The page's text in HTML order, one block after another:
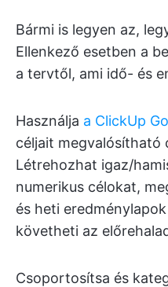
Bármi is legyen az,
Ellenkező esetben a
a tervtől, ami idő- és
Használja a ClickUp
céljait megvalósítható
Létrehozhat igaz/
numerikus célokat,
és heti
követheti az
Csoportosítsa és